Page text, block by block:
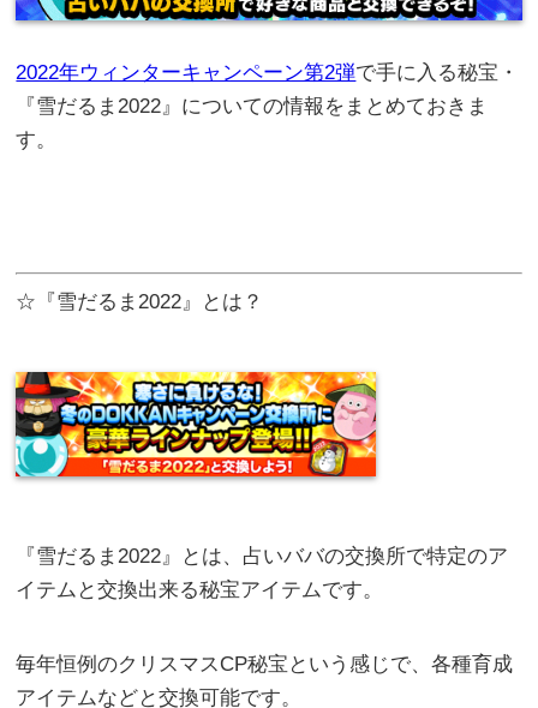
2022年ウィンターキャンペーン第2弾で手に入る秘宝・
『雪だるま2022』についての情報をまとめておきま
す。
☆『雪だるま2022』とは？
『雪だるま2022』とは、占いババの交換所で特定のア
イテムと交換出来る秘宝アイテムです。
毎年恒例のクリスマスCP秘宝という感じで、各種育成
アイテムなどと交換可能です。